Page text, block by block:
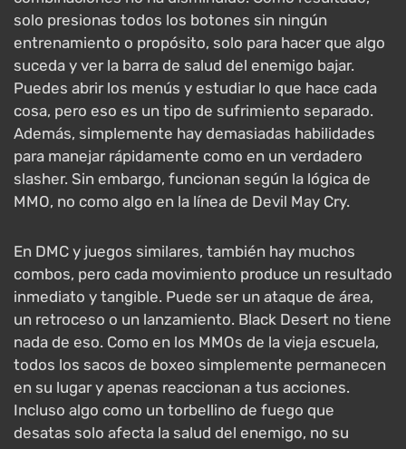
solo presionas todos los botones sin ningún
entrenamiento o propósito, solo para hacer que algo
suceda y ver la barra de salud del enemigo bajar.
Puedes abrir los menús y estudiar lo que hace cada
cosa, pero eso es un tipo de sufrimiento separado.
Además, simplemente hay demasiadas habilidades
para manejar rápidamente como en un verdadero
slasher. Sin embargo, funcionan según la lógica de
MMO, no como algo en la línea de Devil May Cry.
En DMC y juegos similares, también hay muchos
combos, pero cada movimiento produce un resultado
inmediato y tangible. Puede ser un ataque de área,
un retroceso o un lanzamiento. Black Desert no tiene
nada de eso. Como en los MMOs de la vieja escuela,
todos los sacos de boxeo simplemente permanecen
en su lugar y apenas reaccionan a tus acciones.
Incluso algo como un torbellino de fuego que
desatas solo afecta la salud del enemigo, no su